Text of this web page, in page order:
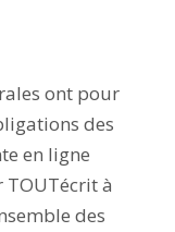
ont pour
des
en ligne
à
des